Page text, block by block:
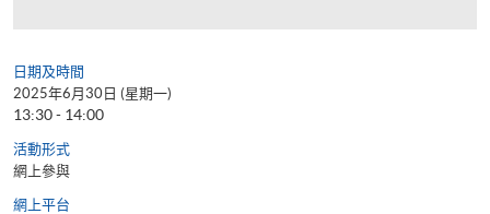
日期及時間
2025年6月30日 (星期一)
13:30 - 14:00
活動形式
網上參與
網上平台